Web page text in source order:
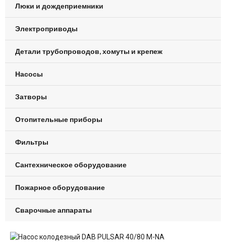
Люки и дождеприемники
Электроприводы
Детали трубопроводов, хомуты и крепеж
Насосы
Затворы
Отопительные приборы
Фильтры
Сантехническое оборудование
Пожарное оборудование
Сварочные аппараты